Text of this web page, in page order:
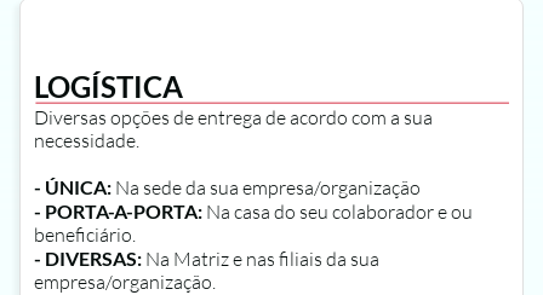
LOGÍSTICA
Diversas opções de entrega de acordo com a sua
necessidade.
- ÚNICA: Na sede da sua empresa/organização
- PORTA-A-PORTA: Na casa do seu colaborador e ou
beneficiário.
- DIVERSAS: Na Matriz e nas filiais da sua
empresa/organização.